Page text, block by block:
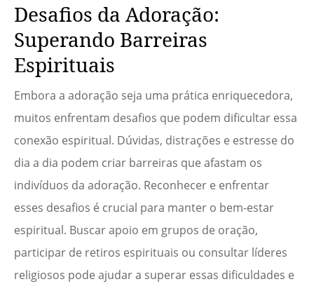
Desafios da Adoração:
Superando Barreiras
Espirituais
Embora a adoração seja uma prática enriquecedora,
muitos enfrentam desafios que podem dificultar essa
conexão espiritual. Dúvidas, distrações e estresse do
dia a dia podem criar barreiras que afastam os
indivíduos da adoração. Reconhecer e enfrentar
esses desafios é crucial para manter o bem-estar
espiritual. Buscar apoio em grupos de oração,
participar de retiros espirituais ou consultar líderes
religiosos pode ajudar a superar essas dificuldades e